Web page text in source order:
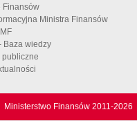
Finansów
Ministra Finansów
Baza wiedzy
Ministerstwo Finansów 2011-2026